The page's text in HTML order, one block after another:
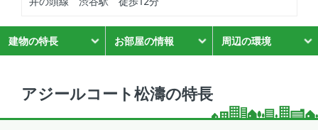
建物の特長 お部屋の情報 周辺の環境
アジールコート松濤の特長